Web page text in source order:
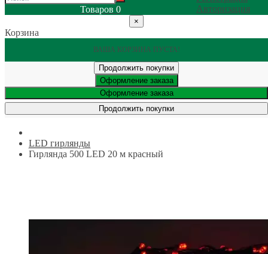
Авторизация
Товаров 0
×
Корзина
ВАША КОРЗИНА ПУСТА!
Продолжить покупки
Оформление заказа
Оформление заказа
Продолжить покупки
LED гирлянды
Гирлянда 500 LED 20 м красный